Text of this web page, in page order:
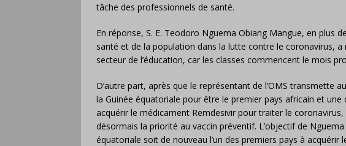
tâche des professionnels de santé.
En réponse, S. E. Teodoro Nguema Obiang Mangue, en plus
santé et de la population dans la lutte contre le coronavirus,
secteur de l’éducation, car les classes commencent le mois
D’autre part, après que le représentant de l’OMS transmette
la Guinée équatoriale pour être le premier pays africain et
acquérir le médicament Remdesivir pour traiter le
désormais la priorité au vaccin préventif. L’objectif de
équatoriale soit de nouveau l’un des premiers pays à